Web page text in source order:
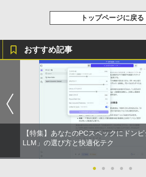
トップページに戻る
おすすめ記事
【特集】あなたのPCスペックにドン
LLM」の選び方と快適化テク
● ● ● ● ●